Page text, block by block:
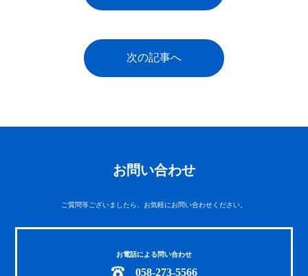
次の記事へ
お問い合わせ
ご質問等ございましたら、お気軽にお問い合わせください。
お電話による問い合わせ
058-273-5566